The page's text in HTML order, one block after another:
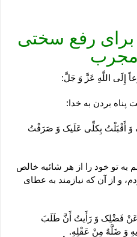
برای رفع سختی
مجرب
إِلَی اللَّهِ عَزَّ وَ جَلَّ:
بردن به خدا:
وَ أَقْبَلْتُ بِکلِّی عَلَیک وَ صَرَفْتُ
به تو خود را از هر شائبه خالص
و از آن که نیازمند به عطای
فَضْلِک وَ رَأَیتُ أَنَّ طَلَبَ
وَ ضَلَّهٌ مِنْ عَقْلِهِ.